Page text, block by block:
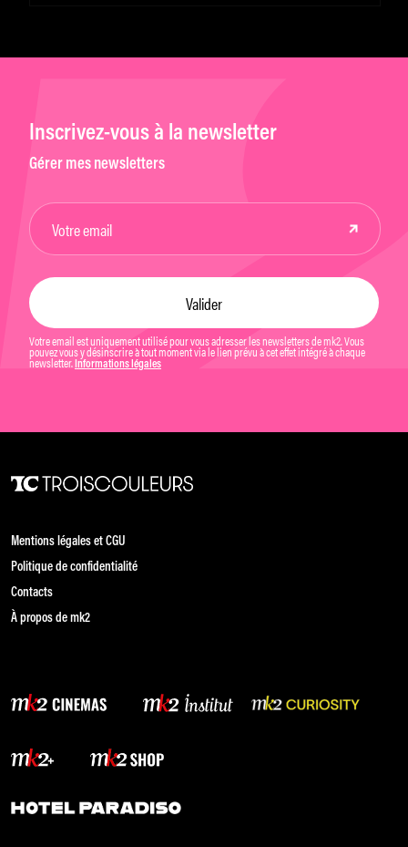
Inscrivez-vous à la newsletter
Gérer mes newsletters
Votre email est uniquement utilisé pour vous adresser les newsletters de mk2. Vous
pouvez vous y désinscrire à tout moment via le lien prévu à cet effet intégré à chaque
newsletter. Informations légales
Mentions légales et CGU
Politique de confidentialité
Contacts
À propos de mk2